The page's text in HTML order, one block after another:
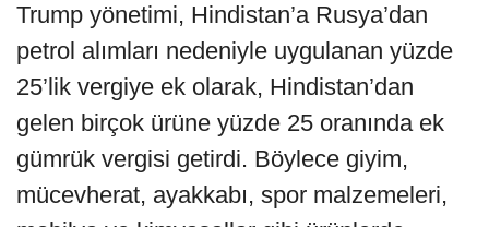
Trump yönetimi, Hindistan’a Rusya’dan
petrol alımları nedeniyle uygulanan yüzde
25’lik vergiye ek olarak, Hindistan’dan
gelen birçok ürüne yüzde 25 oranında ek
gümrük vergisi getirdi. Böylece giyim,
mücevherat, ayakkabı, spor malzemeleri,